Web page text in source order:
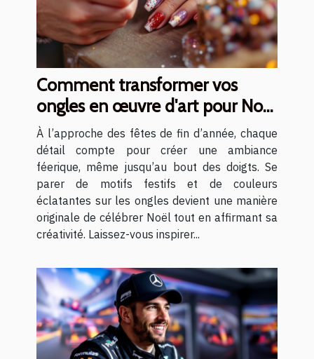
Comment transformer vos
ongles en œuvre d'art pour Noël
?
À l’approche des fêtes de fin d’année, chaque
détail compte pour créer une ambiance
féerique, même jusqu’au bout des doigts. Se
parer de motifs festifs et de couleurs
éclatantes sur les ongles devient une manière
originale de célébrer Noël tout en affirmant sa
créativité. Laissez-vous inspirer...